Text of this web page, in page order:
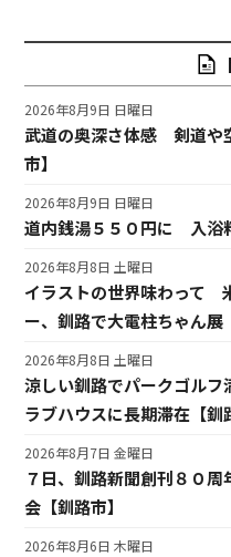
武道の奥深さ体感 剣道や
市】
2026年8月9日 日曜日
道内銭湯５５０円に 入浴
2026年8月9日 日曜日
イラストの世界味わって
ー、釧路で大電柱ちゃん展
2026年8月8日 土曜日
涼しい釧路でパークゴル
ラブハウスに長期滞在【釧
2026年8月8日 土曜日
７日、釧路新聞創刊８０
会【釧路市】
2026年8月7日 金曜日
2026年8月6日 木曜日